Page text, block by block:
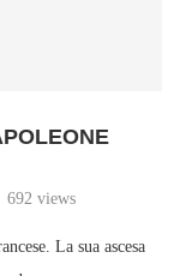
692 views
La sua ascesa